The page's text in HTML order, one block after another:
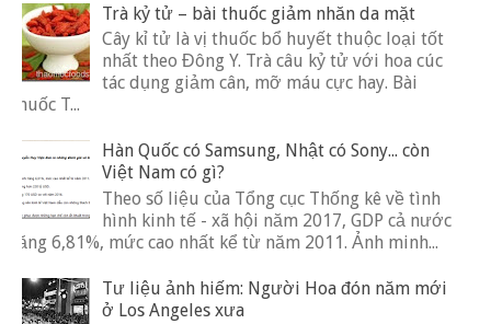
Trà kỷ tử – bài thuốc giảm nhăn da mặt
Cây kỉ tử là vị thuốc bổ huyết thuộc loại tốt
nhất theo Đông Y. Trà câu kỷ tử với hoa cúc
tác dụng giảm cân, mỡ máu cực hay. Bài
thuốc T...
Hàn Quốc có Samsung, Nhật có Sony... còn
Việt Nam có gì?
Theo số liệu của Tổng cục Thống kê về tình
hình kinh tế - xã hội năm 2017, GDP cả nước
tăng 6,81%, mức cao nhất kể từ năm 2011. Ảnh minh...
Tư liệu ảnh hiếm: Người Hoa đón năm mới
ở Los Angeles xưa